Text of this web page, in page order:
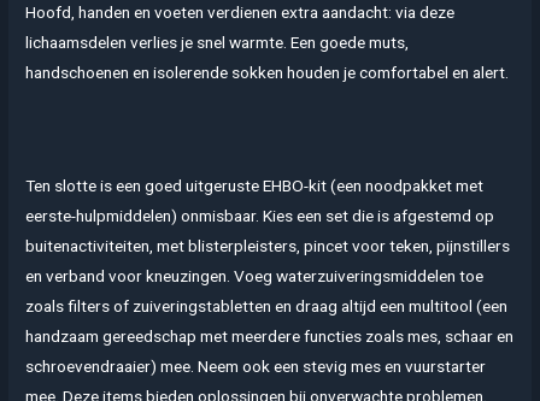
Hoofd, handen en voeten verdienen extra aandacht: via deze
lichaamsdelen verlies je snel warmte. Een goede muts,
handschoenen en isolerende sokken houden je comfortabel en alert.
Ten slotte is een goed uitgeruste EHBO-kit (een noodpakket met
eerste-hulpmiddelen) onmisbaar. Kies een set die is afgestemd op
buitenactiviteiten, met blisterpleisters, pincet voor teken, pijnstillers
en verband voor kneuzingen. Voeg waterzuiveringsmiddelen toe
zoals filters of zuiveringstabletten en draag altijd een multitool (een
handzaam gereedschap met meerdere functies zoals mes, schaar en
schroevendraaier) mee. Neem ook een stevig mes en vuurstarter
mee. Deze items bieden oplossingen bij onverwachte problemen,